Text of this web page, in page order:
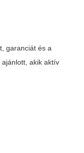
garanciát és a
akik aktív